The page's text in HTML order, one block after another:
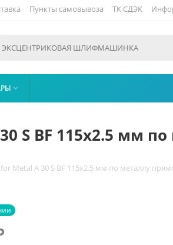
Пункты самовывоза ТК СДЭК

S BF 115х2.5 мм
Metal A 30 S BF 115х2.5 мм по металлу